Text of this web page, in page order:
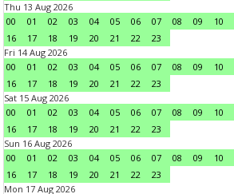
Thu 13 Aug 2026
00
01 02 03 04 05 06 07 08 09 10
16
17 18 19 20 21 22
23
Fri 14 Aug 2026
00
01 02 03 04 05 06 07 08 09 10
16
17 18 19 20 21 22
23
Sat 15 Aug 2026
00
01 02 03 04 05 06 07 08 09 10
16
17 18 19 20 21 22
23
Sun 16 Aug 2026
00
01 02 03 04 05 06 07 08 09 10
16
17 18 19 20 21 22
23
Mon 17 Aug 2026